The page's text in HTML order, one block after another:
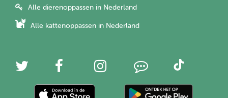
Alle dierenoppassen in Nederland
Alle kattenoppassen in Nederland